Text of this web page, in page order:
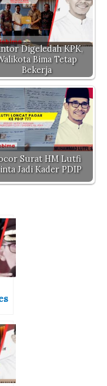
Digeledah KPK,
Bima Tetap
Bekerja
Surat HM Lutfi
Jadi Kader PDIP